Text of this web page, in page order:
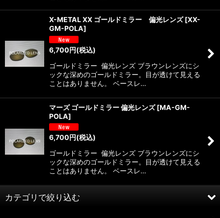
X-METAL XX ゴールドミラー 偏光レンズ [XX-
GM-POLA]
6,700円(税込)
ゴールドミラー 偏光レンズ ブラウンレンズにシ
ックな深めのゴールドミラー。目が透けて見える
ことはありません。 ベースレ…
マーズ ゴールドミラー 偏光レンズ [MA-GM-
POLA]
6,700円(税込)
ゴールドミラー 偏光レンズ ブラウンレンズにシ
ックな深めのゴールドミラー。目が透けて見える
ことはありません。 ベースレ…
カテゴリで絞り込む